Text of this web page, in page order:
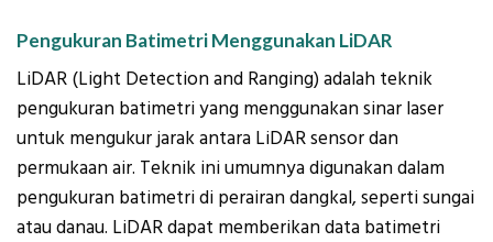
Pengukuran Batimetri Menggunakan LiDAR
LiDAR (Light Detection and Ranging) adalah teknik
pengukuran batimetri yang menggunakan sinar laser
untuk mengukur jarak antara LiDAR sensor dan
permukaan air. Teknik ini umumnya digunakan dalam
pengukuran batimetri di perairan dangkal, seperti sungai
atau danau. LiDAR dapat memberikan data batimetri